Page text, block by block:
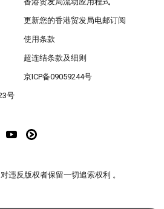
更新您的香港贸发局电邮订阅
使用条款
超连结条款及细则
京ICP备09059244号
号
违反版权者保留一切追索权利 。